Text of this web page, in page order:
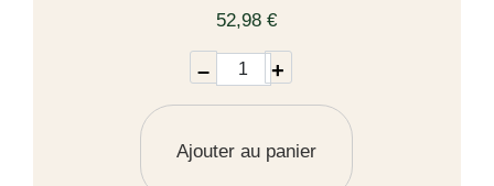
52,98 €
– +
Ajouter au panier